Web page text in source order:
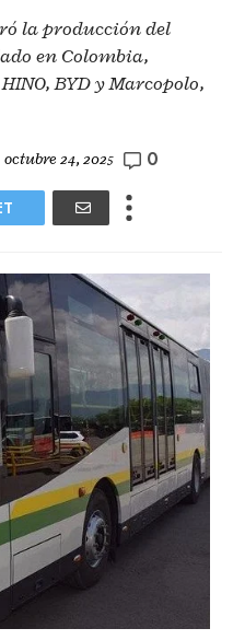
la producción del
en Colombia,
BYD y Marcopolo,
octubre 24, 2025 0